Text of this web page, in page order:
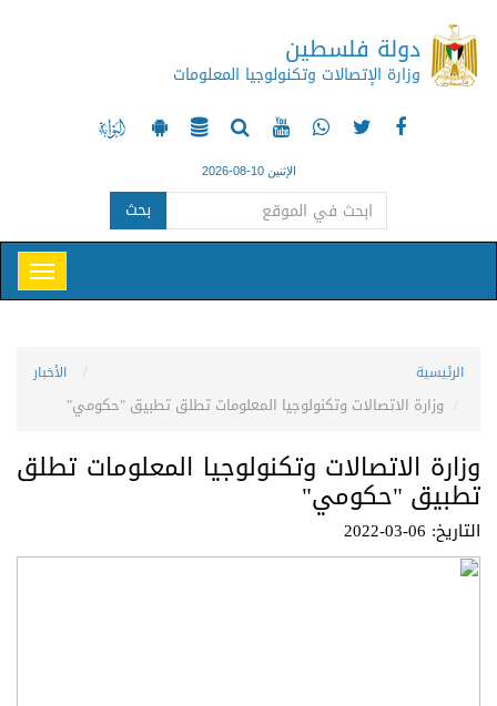
دولة فلسطين
وزارة الإتصالات وتكنولوجيا المعلومات
الإثنين 10-08-2026
بحث
الرئيسية الأخبار
وزارة الاتصالات وتكنولوجيا المعلومات تطلق تطبيق "حكومي"
وزارة الاتصالات وتكنولوجيا المعلومات تطلق
تطبيق "حكومي"
التاريخ: 06-03-2022